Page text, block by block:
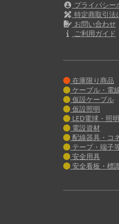
プライバシー
特定商取引法
お問い合わせ
ご利用ガイド
在庫限り商品
ケーブル・電
仮設ケーブル
仮設照明
LED電球・照明
電設資材
配線器具・コ
テープ・端子
安全用具
安全看板・標